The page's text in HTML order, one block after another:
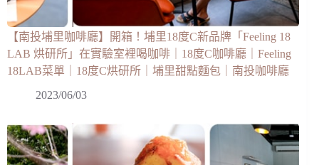
【南投埔里咖啡廳】開箱！埔里18度C新品牌「Feeling 18
LAB 烘研所」在實驗室裡喝咖啡｜18度C咖啡廳｜Feeling
18LAB菜單｜18度C烘研所｜埔里甜點麵包｜南投咖啡廳
2023/06/03